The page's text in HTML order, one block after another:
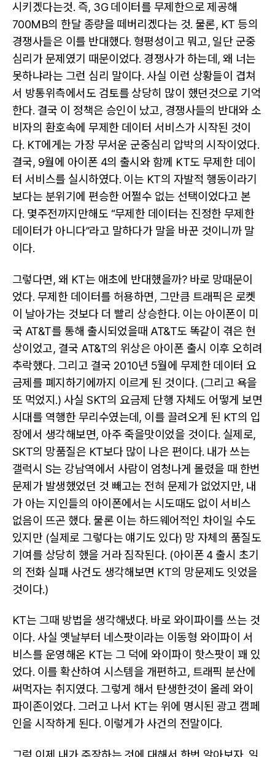
시키겠다는것. 즉, 3G 데이터를 무제한으로 제공해
700MB의 한달 종량을 떼버리겠다는 것. 물론, KT 등의
경쟁사들은 이를 반대했다. 형평성이고 뭐고, 일단 군중
심리가 문제였기 때문이었다. 경쟁사가 하는데, 왜 너는
못하냐라는 그런 심리 말이다. 사실 이런 상황들이 겹쳐
서 방통위측에서도 검토를 상당히 많이 했던것으로 기억
한다. 결국 이 정책은 승인이 났고, 경쟁사들의 반대와 소
비자의 환호속에 무제한 데이터 서비스가 시작된 것이
다. KT에게는 가장 무서운 군중심리 압박의 시작이었다.
결국, 9월에 아이폰 4의 출시와 함께 KT도 무제한 데이
터 서비스를 실시하였다. 이는 KT의 자발적 행동이라기
보다는 분위기에 편승한 어쩔수 없는 선택이었다고 본
다. 몇주전까지만해도 “무제한 데이터는 진정한 무제한
데이터가 아니다”라고 말하다가 말을 바꾼 것이니까 말
이다.
그렇다면, 왜 KT는 애초에 반대했을까? 바로 망때문이
었다. 무제한 데이터를 허용하면, 그만큼 트래픽은 로켓
이 날아가는 것보다 더 빨리 상승한다. 이는 아이폰이 미
국 AT&T를 통해 출시되었을때 AT&T도 똑같이 겪은 현
상이었고, 결국 AT&T의 위상은 아이폰 출시 이후 오히려
추락했다. 그리고 결국 2010년 5월에 무제한 데이터 요
금제를 폐지하기에까지 이르게 된 것이다. (그리고 욕을
또 먹었지.) 사실 SKT의 요금제 단행 자체도 어떻게 보면
시대를 역행한 무리수였는데, 이를 끌려오게 된 KT의 입
장에서 생각해보면, 아주 죽을맛이었을 것이다. 실제로,
SKT의 망품질은 KT보다 많이 나은 편이다. 내가 쓰는
갤럭시 S는 강남역에서 사람이 엄청나게 몰렸을 때 한번
문제가 발생했었던 것 빼고는 전혀 문제가 없었지만, 내
가 아는 지인들의 아이폰에서는 시도때도 없이 서비스
없음이 뜨곤 했다. 물론 이는 하드웨어적인 차이일 수도
있지만 (실제로 그렇다는 얘기도 있다) 망 자체의 품질도
기여를 상당히 했을 거라 짐작된다. (아이폰 4 출시 초기
의 전화 실패 사건도 생각해보면 KT의 망문제도 잇었을
것이다.)
KT는 그때 방법을 생각해냈다. 바로 와이파이를 쓰는 것
이다. 사실 옛날부터 네스팟이라는 이동형 와이파이 서
비스를 운영해온 KT는 그 덕에 와이파이 핫스팟이 꽤 있
었다. 이를 확산하여 시스템을 개편하고, 트래픽 분산에
써먹자는 취지였다. 그렇게 해서 탄생한것이 올레 와이
파이존이었다. 그러고 나서 KT는 위에 명시된 광고 캠페
인을 시작하게 된다. 이렇게가 사건의 전말이다.